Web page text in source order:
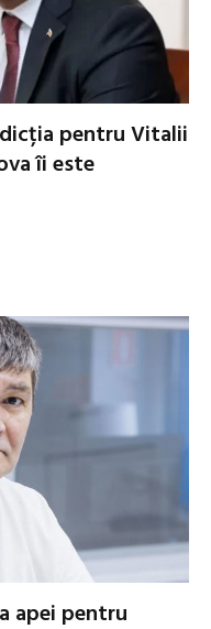
pentru Vitalii
îi este
apei pentru